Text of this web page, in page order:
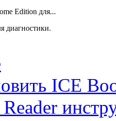
Edition для...
диагностики.
FPS
для Windows
компонентов компьютера.
ICE